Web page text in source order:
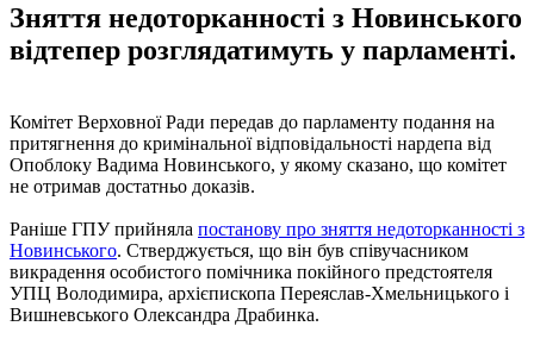
Зняття недоторканності з Новинського
відтепер розглядатимуть у парламенті.
Комітет Верховної Ради передав до парламенту подання на
притягнення до кримінальної відповідальності нардепа від
Опоблоку Вадима Новинського, у якому сказано, що комітет
не отримав достатньо доказів.
Раніше ГПУ прийняла постанову про зняття недоторканності з
Новинського. Стверджується, що він був співучасником
викрадення особистого помічника покійного предстоятеля
УПЦ Володимира, архієпископа Переяслав-Хмельницького і
Вишневського Олександра Драбинка.